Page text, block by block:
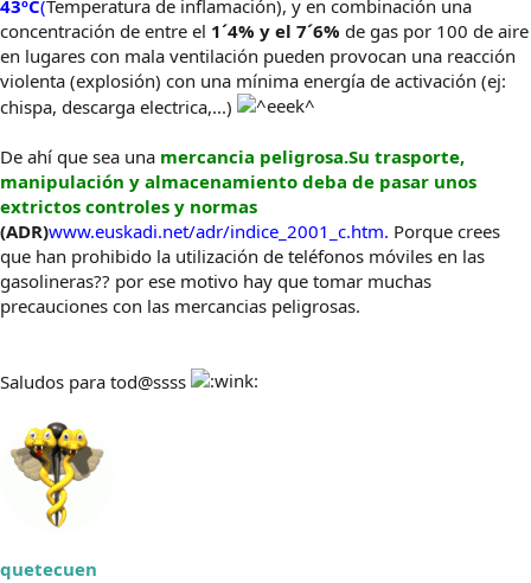
43ºC(Temperatura de inflamación), y en combinación una
concentración de entre el 1´4% y el 7´6% de gas por 100 de aire
en lugares con mala ventilación pueden provocan una reacción
violenta (explosión) con una mínima energía de activación (ej:
chispa, descarga electrica,...)
De ahí que sea una mercancia peligrosa.Su trasporte,
manipulación y almacenamiento deba de pasar unos
extrictos controles y normas
(ADR)www.euskadi.net/adr/indice_2001_c.htm. Porque crees
que han prohibido la utilización de teléfonos móviles en las
gasolineras?? por ese motivo hay que tomar muchas
precauciones con las mercancias peligrosas.
Saludos para tod@ssss
quetecuen